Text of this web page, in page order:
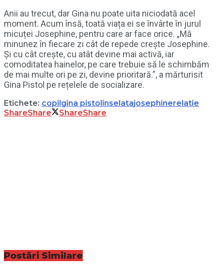
Anii au trecut, dar Gina nu poate uita niciodată acel
moment. Acum însă, toată viața ei se învârte în jurul
micuței Josephine, pentru care ar face orice. „Mă
minunez în fiecare zi cât de repede crește Josephine.
Și cu cât crește, cu atât devine mai activă, iar
comoditatea hainelor, pe care trebuie să le schimbăm
de mai multe ori pe zi, devine prioritară.”, a mărturisit
Gina Pistol pe rețelele de socializare.
Etichete: copil gina pistol inselatajosephinerelatie
ShareShare ShareShare
Postări Similare